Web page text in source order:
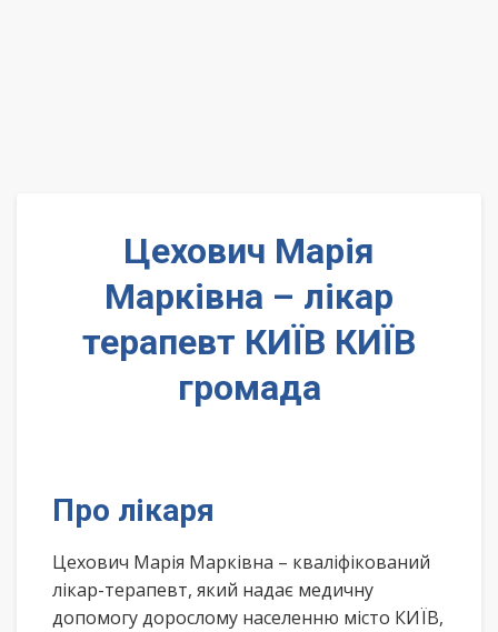
Цехович Марія
Марківна – лікар
терапевт КИЇВ КИЇВ
громада
Про лікаря
Цехович Марія Марківна – кваліфікований
лікар-терапевт, який надає медичну
допомогу дорослому населенню місто КИЇВ,